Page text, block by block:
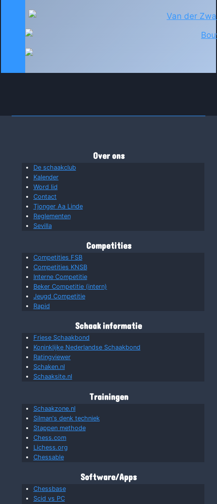
Over ons
De schaakclub
Kalender
Word lid
Contact
Tjonger Aa Linde
Reglementen
Sevilla
Competities
Competities FSB
Competities KNSB
Interne Competitie
Beker Competitie (intern)
Jeugd Competitie
Rapid
Schaak informatie
Friese Schaakbond
Koninklijke Nederlandse Schaakbond
Ratingviewer
Schaken.nl
Schaaksite.nl
Trainingen
Schaakzone.nl
Silman's denk techniek
Stappen methode
Chess.com
Lichess.org
Chessable
Software/Apps
Chessbase
Scid vs PC